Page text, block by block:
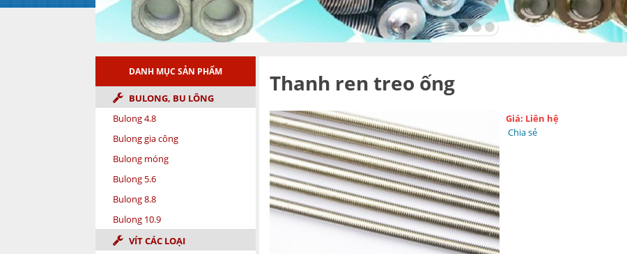
DANH MỤC SẢN PHẨM
BULONG, BU LÔNG
Bulong 4.8
Bulong gia công
Bulong móng
Bulong 5.6
Bulong 8.8
Bulong 10.9
VÍT CÁC LOẠI
Thanh ren treo ống
Giá: Liên hệ
Chia sẻ